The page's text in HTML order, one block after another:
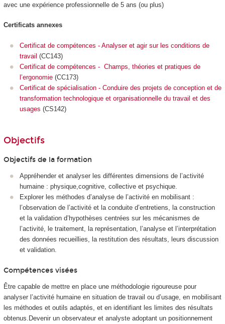
avec une expérience professionnelle de 5 ans (ou plus)
Certificats annexes
Certificat de compétences - Analyser et agir sur les conditions de
travail (CC143)
Certificat de compétences - Champs, théories et pratiques de
l’ergonomie (CC173)
Certificat de spécialisation - Conduire des projets de conception et de
transformation technologique et organisationnelle du travail et des
usages (CS142)
Objectifs
Objectifs de la formation
Appréhender et analyser les différentes dimensions de l’activité
humaine : physique,cognitive, collective et psychique.
Explorer les méthodes d’analyse de l’activité en mobilisant :
l’observation de l’activité et la conduite d’entretiens, la construction
et la validation d’hypothèses centrées sur les mécanismes de
l’activité, le traitement, la représentation, l’analyse et l’interprétation
des données recueillies, la restitution des résultats, leurs discussion
et validation.
Compétences visées
Être capable de mettre en place une méthodologie rigoureuse pour
analyser l’activité humaine en situation de travail ou d’usage, en mobilisant
les méthodes et outils adaptés, et en identifiant les limites des résultats
obtenus.Devenir un observateur et analyste adoptant un positionnement